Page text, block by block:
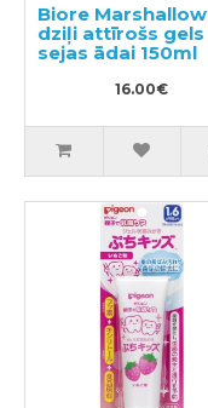
Biore Marshallow
dziļi attīrošs gels
sejas ādai 150ml
16.00€